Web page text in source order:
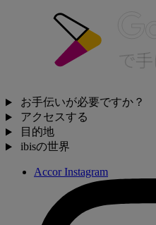
お手伝いが必要ですか？
アクセスする
目的地
ibisの世界
Accor Instagram